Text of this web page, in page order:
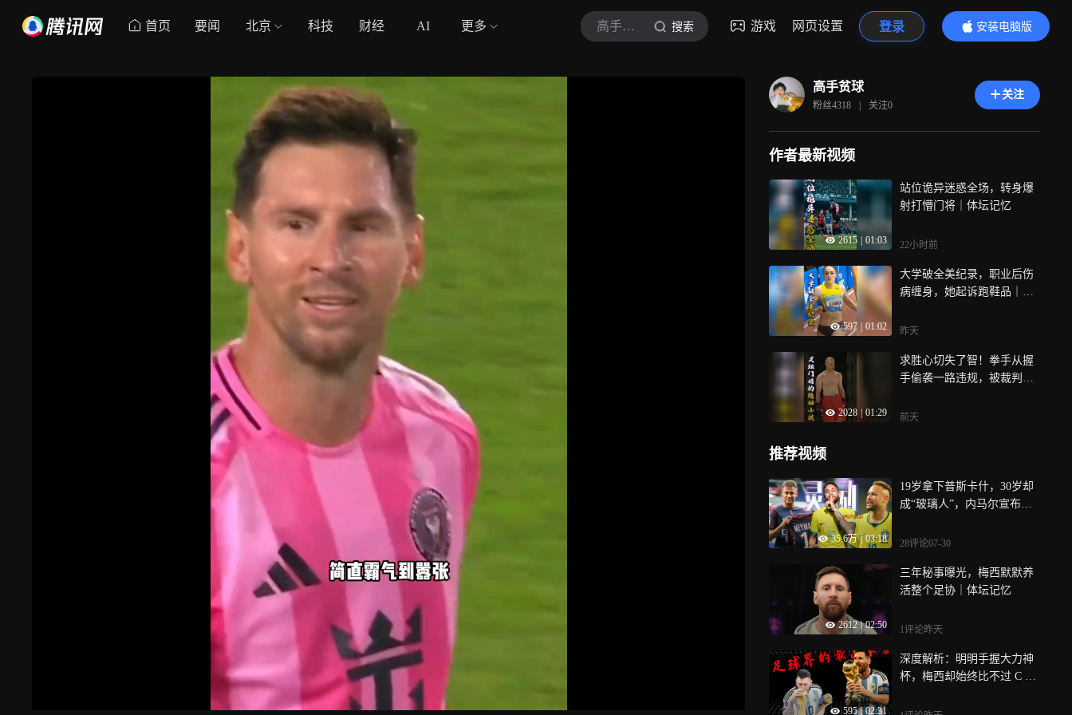
首页 要闻 北京 科技 财经 AI 更多 高手贫球 搜索 游戏 网页设置 登录
安装电脑版
内容更精彩
高手贫球
粉丝4318 | 关注0
关注
作者最新视频
2615 01:03
站位诡异迷惑全场，转身爆
射打懵门将｜体坛记忆
22小时前
597 01:02
大学破全美纪录，职业后伤
病缠身，她起诉跑鞋品｜体
昨天
2028 01:29
求胜心切失了智！拳手从握
手偷袭一路违规，被裁判裸
前天
推荐视频
35.6万 | 03:18
19岁拿下普斯卡什，30岁却
成“玻璃人”，内马尔宣布退
28评论07-30
2612 | 02:50
三年秘事曝光，梅西默默养
活整个足协｜体坛记忆
1评论昨天
595 | 02:31
深度解析：明明手握大力神
杯，梅西却始终比不过 C 罗